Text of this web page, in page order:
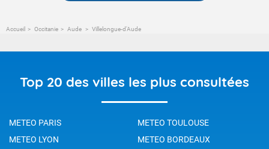
Accueil Occitanie Aude Villelongue-d'Aude
Top 20 des villes les plus consultées
METEO PARIS
METEO TOULOUSE
METEO LYON
METEO BORDEAUX